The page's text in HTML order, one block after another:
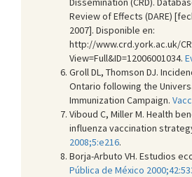
Review of Effects (DARE)
2007]. Disponible en:
http://www.crd.york.ac.uk/
View=Full&ID=12006001034.
Groll DL, Thomson DJ.
Ontario following the
Immunization Campaign.
Viboud C, Miller M. Health
influenza vaccination
2008;5:e216.
Borja-Arbuto VH. Estudios
Pública de México